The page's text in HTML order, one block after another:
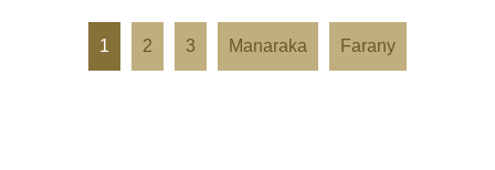
1 2 3 Manaraka Farany